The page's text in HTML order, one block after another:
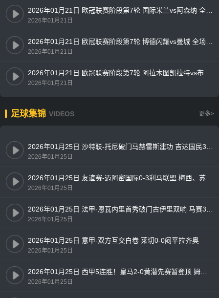
2026年01月21日
2026年01月21日
2026年01月21日
足球集锦 VIDEOS 更多>
2026年01月25日
2026年01月25日
2026年01月25日
2026年01月25日 意甲-双方互交白卷 莱切0-0闷平拉齐奥
2026年01月25日
2026年01月25日